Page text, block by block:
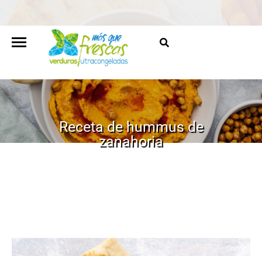
Receta de hummus de
zanahoria